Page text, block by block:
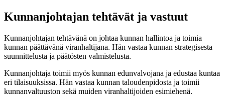
Kunnanjohtajan tehtävät ja vastuut
Kunnanjohtajan tehtävänä on johtaa kunnan hallintoa ja toimia
kunnan päättävänä viranhaltijana. Hän vastaa kunnan strategisesta
suunnittelusta ja päätösten valmistelusta.
Kunnanjohtaja toimii myös kunnan edunvalvojana ja edustaa kuntaa
eri tilaisuuksissa. Hän vastaa kunnan taloudenpidosta ja toimii
kunnanvaltuuston sekä muiden viranhaltijoiden esimiehenä.